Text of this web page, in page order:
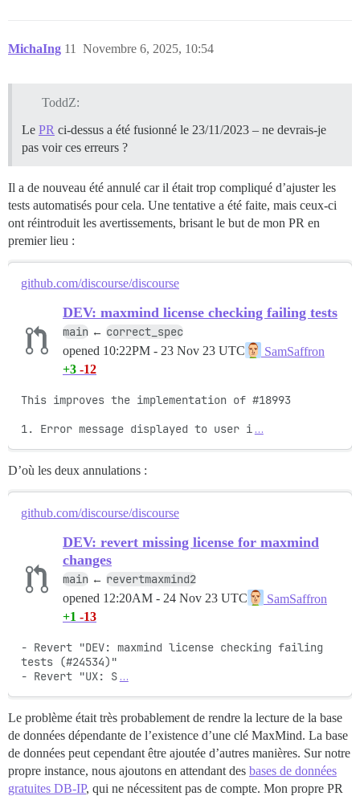
MichaIng Novembre 6, 2025, 10:54
11
ToddZ:
Le PR ci-dessus a été fusionné le 23/11/2023 – ne devrais-je
pas voir ces erreurs ?
Il a de nouveau été annulé car il était trop compliqué d’ajuster les
tests automatisés pour cela. Une tentative a été faite, mais ceux-ci
ont réintroduit les avertissements, brisant le but de mon PR en
premier lieu :
github.com/discourse/discourse
DEV: maxmind license checking failing tests
main ← correct_spec
opened 10:22PM - 23 Nov 23 UTC
SamSaffron
+3 -12
This improves the implementation of #18993
1. Error message displayed to user i …
D’où les deux annulations :
github.com/discourse/discourse
DEV: revert missing license for maxmind
changes
main ← revertmaxmind2
opened 12:20AM - 24 Nov 23 UTC
SamSaffron
+1 -13
- Revert "DEV: maxmind license checking failing
tests (#24534)"
- Revert "UX: S …
Le problème était très probablement de rendre la lecture de la base
de données dépendante de l’existence d’une clé MaxMind. La base
de données peut cependant être ajoutée d’autres manières. Sur notre
propre instance, nous ajoutons en attendant des bases de données
gratuites DB-IP, qui ne nécessitent pas de compte. Mon propre PR